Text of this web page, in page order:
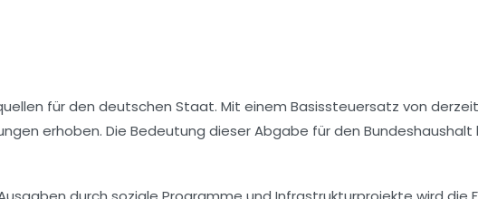
für den deutschen Staat. Mit einem Basissteuersatz von
erhoben. Die Bedeutung dieser Abgabe für den